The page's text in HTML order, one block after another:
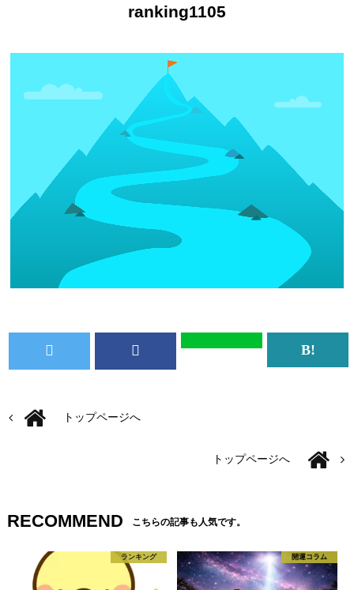
ranking1105
トップページへ
トップページへ
RECOMMEND こちらの記事も人気です。
ランキング 開運コラム